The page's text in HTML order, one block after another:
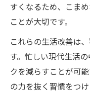
すくなるため、こま
ことが大切です。
これらの生活改善は
す。忙しい現代生活
クを減らすことが可
の力を抜く習慣をつ